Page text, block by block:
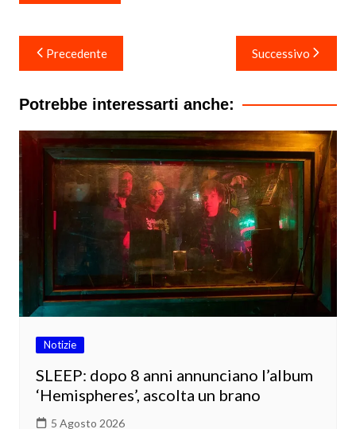
Navigazione
articoli
Precedente Successivo
Potrebbe interessarti anche:
Notizie
SLEEP: dopo 8 anni annunciano l’album
‘Hemispheres’, ascolta un brano
5 Agosto 2026